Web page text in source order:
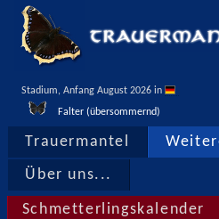
Stadium, Anfang August 2026 in
Falter (übersommernd)
Trauermantel
Über uns...
Schmetterlingskalender